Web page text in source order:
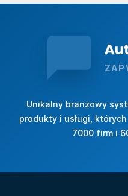
Unikalny branżowy
produkty i usługi,
7000 firm i